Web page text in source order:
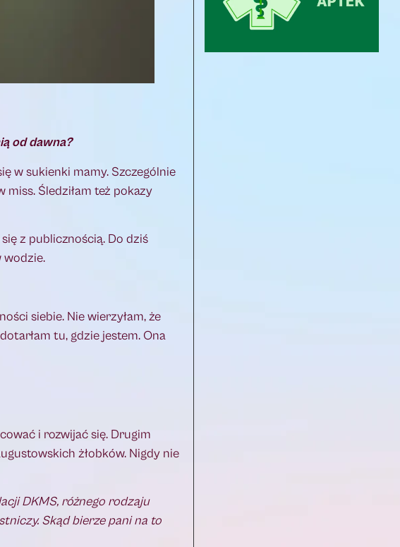
od dawna?
w sukienki mamy. Szczególnie
Śledziłam też pokazy
z publicznością. Do dziś
wodzie.
siebie. Nie wierzyłam, że
tu, gdzie jestem. Ona
i rozwijać się. Drugim
żłobków. Nigdy nie
DKMS, różnego rodzaju
Skąd bierze pani na to